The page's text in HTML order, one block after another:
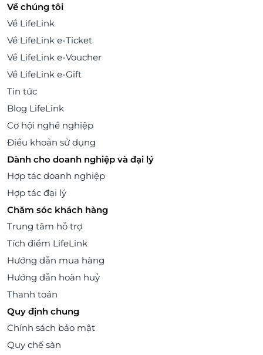
Về chúng tôi
Về LifeLink
Về LifeLink e-Ticket
Về LifeLink e-Voucher
Về LifeLink e-Gift
Tin tức
Blog LifeLink
Cơ hội nghề nghiệp
Điều khoản sử dụng
Dành cho doanh nghiệp và đại lý
Hợp tác doanh nghiệp
Hợp tác đại lý
Chăm sóc khách hàng
Trung tâm hỗ trợ
Tích điểm LifeLink
Hướng dẫn mua hàng
Hướng dẫn hoàn huỷ
Thanh toán
Quy định chung
Chính sách bảo mật
Quy chế sàn